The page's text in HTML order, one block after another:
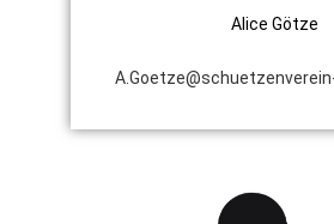
Alice Götze